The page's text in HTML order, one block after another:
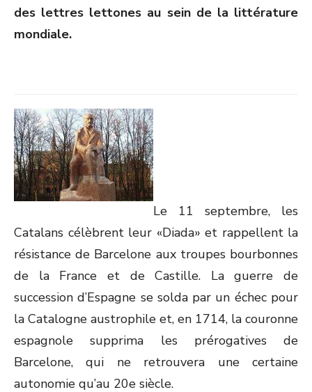
des lettres lettones au sein de la littérature
mondiale.
Le 11 septembre, les
Catalans célèbrent leur «Diada» et rappellent la
résistance de Barcelone aux troupes bourbonnes
de la France et de Castille. La guerre de
succession d’Espagne se solda par un échec pour
la Catalogne austrophile et, en 1714, la couronne
espagnole supprima les prérogatives de
Barcelone, qui ne retrouvera une certaine
autonomie qu’au 20e siècle.